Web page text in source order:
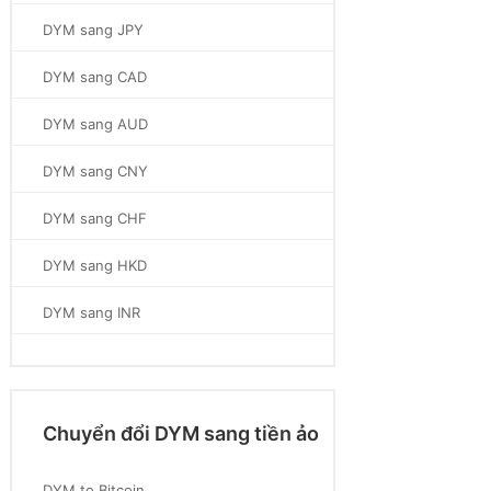
DYM sang JPY
DYM sang CAD
DYM sang AUD
DYM sang CNY
DYM sang CHF
DYM sang HKD
DYM sang INR
Chuyển đổi DYM sang tiền ảo